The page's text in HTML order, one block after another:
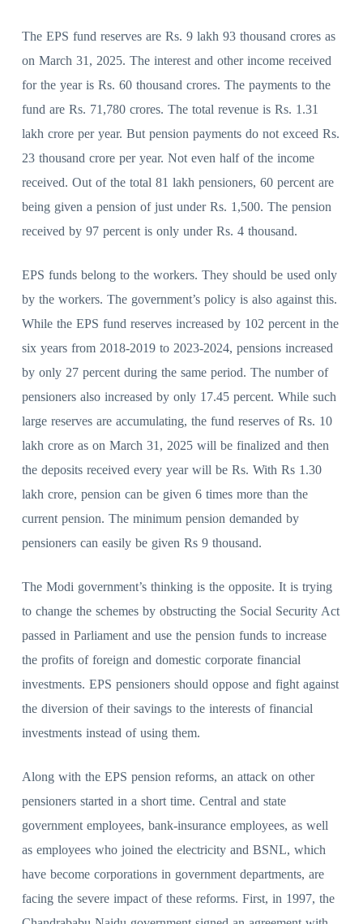
The EPS fund reserves are Rs. 9 lakh 93 thousand crores as
on March 31, 2025. The interest and other income received
for the year is Rs. 60 thousand crores. The payments to the
fund are Rs. 71,780 crores. The total revenue is Rs. 1.31
lakh crore per year. But pension payments do not exceed Rs.
23 thousand crore per year. Not even half of the income
received. Out of the total 81 lakh pensioners, 60 percent are
being given a pension of just under Rs. 1,500. The pension
received by 97 percent is only under Rs. 4 thousand.
EPS funds belong to the workers. They should be used only
by the workers. The government’s policy is also against this.
While the EPS fund reserves increased by 102 percent in the
six years from 2018-2019 to 2023-2024, pensions increased
by only 27 percent during the same period. The number of
pensioners also increased by only 17.45 percent. While such
large reserves are accumulating, the fund reserves of Rs. 10
lakh crore as on March 31, 2025 will be finalized and then
the deposits received every year will be Rs. With Rs 1.30
lakh crore, pension can be given 6 times more than the
current pension. The minimum pension demanded by
pensioners can easily be given Rs 9 thousand.
The Modi government’s thinking is the opposite. It is trying
to change the schemes by obstructing the Social Security Act
passed in Parliament and use the pension funds to increase
the profits of foreign and domestic corporate financial
investments. EPS pensioners should oppose and fight against
the diversion of their savings to the interests of financial
investments instead of using them.
Along with the EPS pension reforms, an attack on other
pensioners started in a short time. Central and state
government employees, bank-insurance employees, as well
as employees who joined the electricity and BSNL, which
have become corporations in government departments, are
facing the severe impact of these reforms. First, in 1997, the